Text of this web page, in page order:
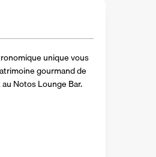
unique vous
gourmand de
Notos Lounge Bar.